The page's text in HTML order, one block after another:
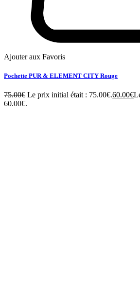
Ajouter aux Favoris
Pochette PUR & ELEMENT CITY Rouge
75.00€ Le prix initial était : 75.00€.60.00€
60.00€.